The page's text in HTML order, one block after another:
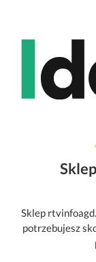
Sklep
potrzebujesz